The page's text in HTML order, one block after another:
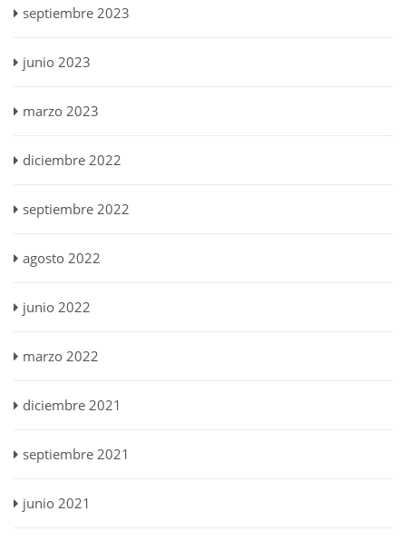
septiembre 2023
junio 2023
marzo 2023
diciembre 2022
septiembre 2022
agosto 2022
junio 2022
marzo 2022
diciembre 2021
septiembre 2021
junio 2021